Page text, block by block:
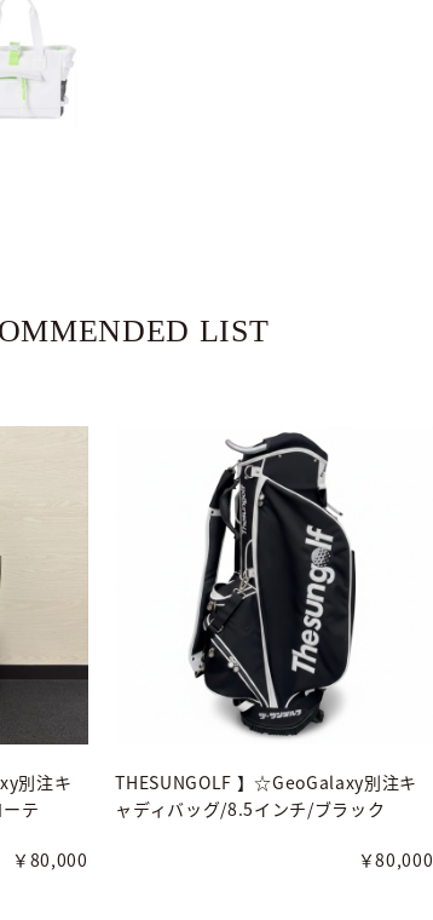
LIST
別注キ
テ
￥80,000
THESUNGOLF 】☆GeoGalaxy別注キ
ャディバッグ/8.5インチ/ブラック
￥80,000